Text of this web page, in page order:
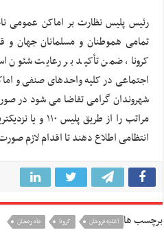
رئیس پلیس نظارت بر اماکن عمومی
تمامی هموطنان و مسلمانان جهان و
کرونا، ضمن تأکید بر رعایت
اجتماعی در کلیه واحدهای صنفی و
شهروندان گرامی تقاضا می شود در
مراتب را از طریق
انتظامی اطلاع دهند تا اقدام لازم
برچسب ها اغذیه فروشان کرونا ماه رمضان